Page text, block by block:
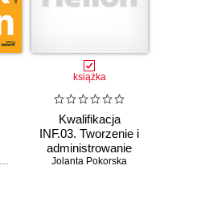
,Witold Srokosz
książka
Kwalifikacja
INF.03. Tworzenie i
administrowanie
stronami i
Jolanta Pokorska